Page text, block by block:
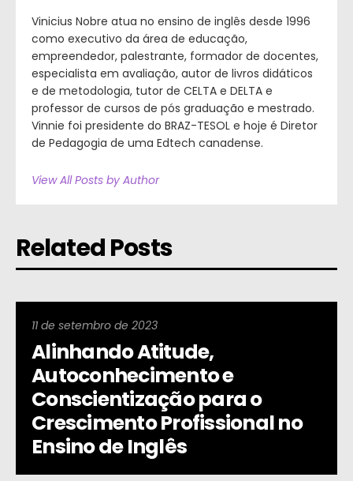
Vinicius Nobre atua no ensino de inglês desde 1996
como executivo da área de educação,
empreendedor, palestrante, formador de docentes,
especialista em avaliação, autor de livros didáticos
e de metodologia, tutor de CELTA e DELTA e
professor de cursos de pós graduação e mestrado.
Vinnie foi presidente do BRAZ-TESOL e hoje é Diretor
de Pedagogia de uma Edtech canadense.
View All Posts by Author
Related Posts
11 de setembro de 2023
Alinhando Atitude,
Autoconhecimento e
Conscientização para o
Crescimento Profissional no
Ensino de Inglês